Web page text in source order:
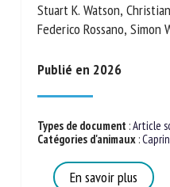
Stuart K. Watson,
McElligott, Federico
Publié en 2026
Types de document:Article
Catégories d'animaux:
En savoir plus
Veuillez remplir le formulaire
Nom *